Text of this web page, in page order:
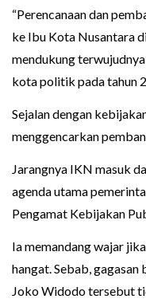
“Perencanaan dan
ke Ibu Kota Nusantara
mendukung
kota politik pada tahun
Sejalan dengan
menggencarkan
Jarangnya IKN masuk
agenda utama
Pengamat Kebijakan
Ia memandang wajar
hangat. Sebab,
Joko Widodo tersebut